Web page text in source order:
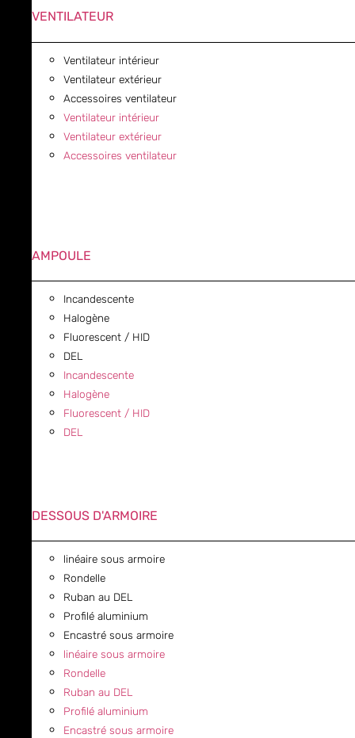
VENTILATEUR
Ventilateur intérieur
Ventilateur extérieur
Accessoires ventilateur
Ventilateur intérieur
Ventilateur extérieur
Accessoires ventilateur
AMPOULE
Incandescente
Halogène
Fluorescent / HID
DEL
Incandescente
Halogène
Fluorescent / HID
DEL
DESSOUS D'ARMOIRE
linéaire sous armoire
Rondelle
Ruban au DEL
Profilé aluminium
Encastré sous armoire
linéaire sous armoire
Rondelle
Ruban au DEL
Profilé aluminium
Encastré sous armoire